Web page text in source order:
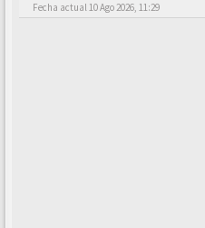
Fecha actual 10 Ago 2026, 11:29